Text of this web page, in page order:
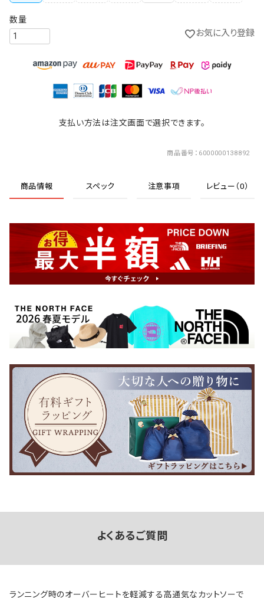
お気に入り登録
支払い方法は注文画面で選択できます。
商品番号 6000000138892
商品情報 スペック 注意事項 レビュー（0）
よくあるご質問
ランニング時のオーバーヒートを軽減する高通気なカットソーで